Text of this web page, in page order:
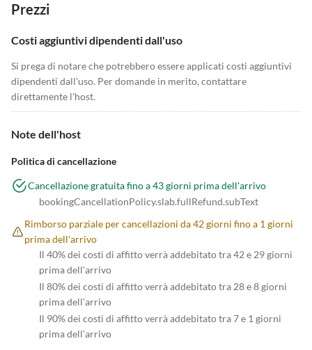
Prezzi
Costi aggiuntivi dipendenti dall'uso
Si prega di notare che potrebbero essere applicati costi aggiuntivi
dipendenti dall'uso. Per domande in merito, contattare
direttamente l'host.
Note dell'host
Politica di cancellazione
Cancellazione gratuita fino a 43 giorni prima dell'arrivo
bookingCancellationPolicy.slab.fullRefund.subText
Rimborso parziale per cancellazioni da 42 giorni fino a 1 giorni
prima dell'arrivo
Il 40% dei costi di affitto verrà addebitato tra 42 e 29 giorni
prima dell'arrivo
Il 80% dei costi di affitto verrà addebitato tra 28 e 8 giorni
prima dell'arrivo
Il 90% dei costi di affitto verrà addebitato tra 7 e 1 giorni
prima dell'arrivo